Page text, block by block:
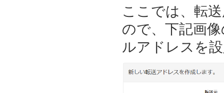
ここでは、転
ので、下記画
ルアドレスを